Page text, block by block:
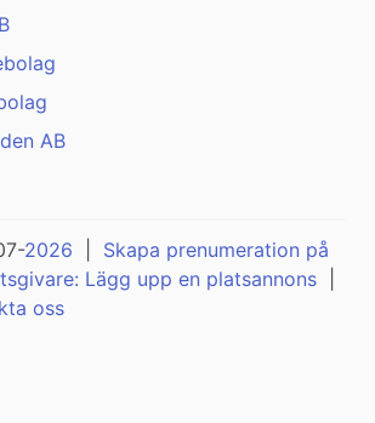
AB
2026
Skapa prenumeration på
Lägg upp en platsannons
oss